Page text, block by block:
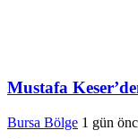
Mustafa
Bursa Bölge 1 gün